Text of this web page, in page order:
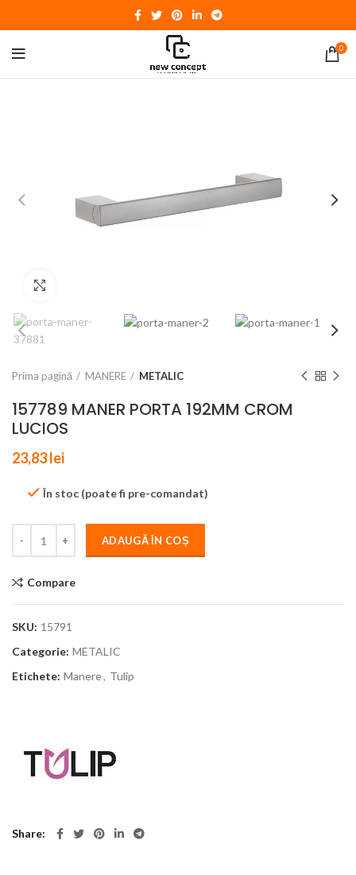
0
Prima pagină MANERE METALIC
157789 MANER PORTA 192MM CROM
LUCIOS
23,83lei
În stoc (poate fi pre-comandat)
ADAUGĂ ÎN COȘ
Compare
SKU: 15791
Categorie: METALIC
Etichete: Manere, Tulip
Share